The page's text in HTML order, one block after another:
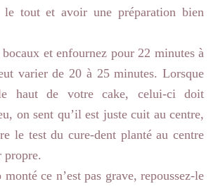
tout et avoir une préparation bien
bocaux et enfournez pour 22 minutes à
varier de 20 à 25 minutes. Lorsque
haut de votre cake, celui-ci doit
on sent qu’il est juste cuit au centre,
le test du cure-dent planté au centre
propre.
ce n’est pas grave, repoussez-le